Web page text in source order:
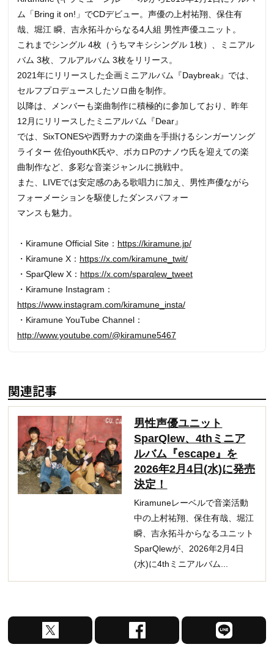
ム「Bring it on!」でCDデビュー。声優の上村祐翔、保住有
哉、堀江 瞬、吉永拓斗からなる4人組 男性声優ユニット。
これまでシングル 4枚（うちマキシシングル 1枚）、ミニアル
バム 3枚、フルアルバム 3枚をリリース。
2021年にリリースした企画ミニアルバム『Daybreak』では、
セルフプロデュースしたソロ曲を制作。
以降は、メンバーも楽曲制作に積極的に参加しており、昨年
12月にリリースしたミニアルバム『Dear』
では、SixTONESや西野カナの楽曲を手掛けるシンガーソング
ライター 佐伯youthK氏や、ボカロPのナノウ氏を迎えての楽
曲制作など、多彩な音楽ジャンルに挑戦中。
また、LIVEでは安定感のある歌唱力に加え、男性声優ながら
フォーメーションを駆使したダンスパフォー
マンスも魅力。
・Kiramune Official Site： https://kiramune.jp/
・Kiramune X： https://x.com/kiramune_twit/
・SparQlew X： https://x.com/sparqlew_tweet
・Kiramune Instagram：
https://www.instagram.com/kiramune_insta/
・Kiramune YouTube Channel：
http://www.youtube.com/@kiramune5467
関連記事
男性声優ユニット
SparQlew、4thミニア
ルバム『escape』を
2026年2月4日(水)に発売
決定！
Kiramuneレーベルで音楽活動
中の上村祐翔、保住有哉、堀江
瞬、吉永拓斗からなるユニット
SparQlewが、2026年2月4日
(水)に4thミニアルバム...
X
で
F
a
L
I